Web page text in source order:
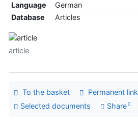
Language
German
Database
Articles
article
To the basket Permanent link
Selected documents
Share